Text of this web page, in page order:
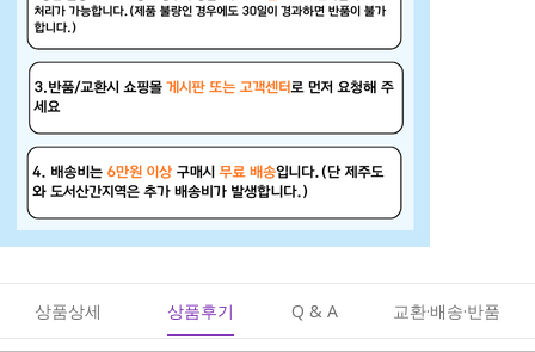
상품상세 상품후기 Q & A 교환·배송·반품